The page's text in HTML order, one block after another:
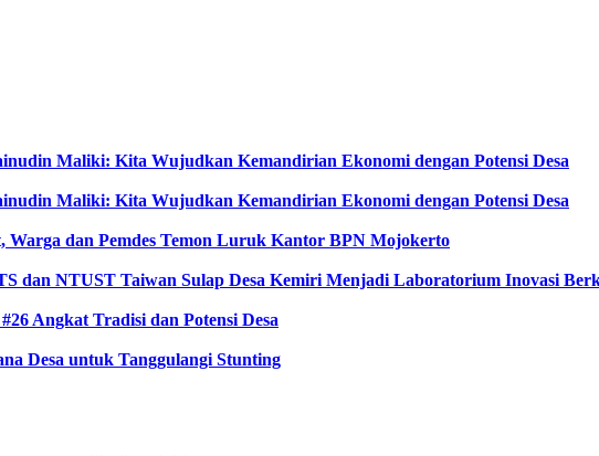
Maliki: Kita Wujudkan Kemandirian Ekonomi dengan Potensi Desa
Maliki: Kita Wujudkan Kemandirian Ekonomi dengan Potensi Desa
dan Pemdes Temon Luruk Kantor BPN Mojokerto
dan NTUST Taiwan Sulap Desa Kemiri Menjadi Laboratorium Inovasi
Angkat Tradisi dan Potensi Desa
Desa untuk Tanggulangi Stunting